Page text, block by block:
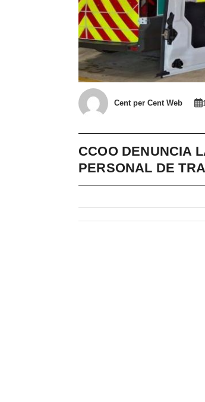
Cent per Cent Web
CCOO DENUNCIA
PERSONAL DE